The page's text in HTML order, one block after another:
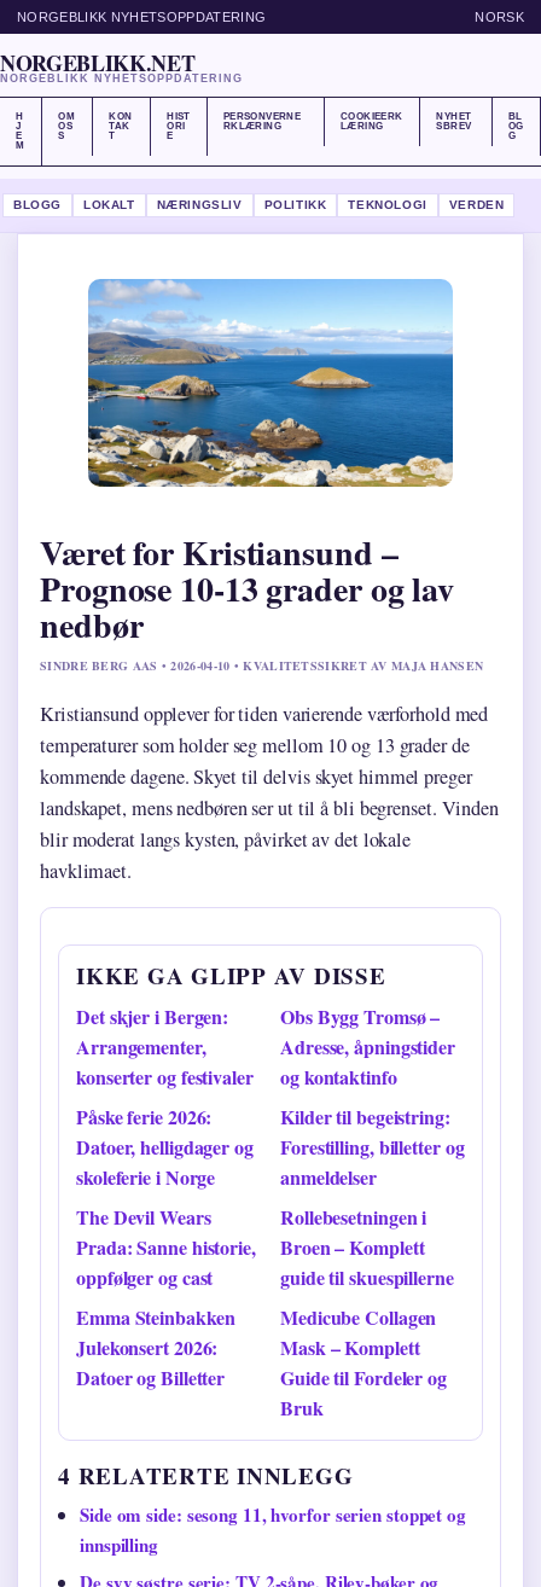
NORGEBLIKK NYHETSOPPDATERING NORSK
NORGEBLIKK.NET
NORGEBLIKK NYHETSOPPDATERING
H
J
E
M
OM
OS
S
KON
TAK
T
HIST
ORI
E
PERSONVERNE
RKLÆRING
COOKIEERK
LÆRING
NYHET
SBREV
BL
OG
G
BLOGG LOKALT NÆRINGSLIV POLITIKK TEKNOLOGI VERDEN
Været for Kristiansund –
Prognose 10-13 grader og lav
nedbør
SINDRE BERG AAS • 2026-04-10 • KVALITETSSIKRET AV MAJA HANSEN
Kristiansund opplever for tiden varierende værforhold med
temperaturer som holder seg mellom 10 og 13 grader de
kommende dagene. Skyet til delvis skyet himmel preger
landskapet, mens nedbøren ser ut til å bli begrenset. Vinden
blir moderat langs kysten, påvirket av det lokale
havklimaet.
IKKE GA GLIPP AV DISSE
Det skjer i Bergen:
Arrangementer,
konserter og festivaler
Obs Bygg Tromsø –
Adresse, åpningstider
og kontaktinfo
Påske ferie 2026:
Datoer, helligdager og
skoleferie i Norge
Kilder til begeistring:
Forestilling, billetter og
anmeldelser
The Devil Wears
Prada: Sanne historie,
oppfølger og cast
Rollebesetningen i
Broen – Komplett
guide til skuespillerne
Emma Steinbakken
Julekonsert 2026:
Datoer og Billetter
Medicube Collagen
Mask – Komplett
Guide til Fordeler og
Bruk
4 RELATERTE INNLEGG
Side om side: sesong 11, hvorfor serien stoppet og
innspilling